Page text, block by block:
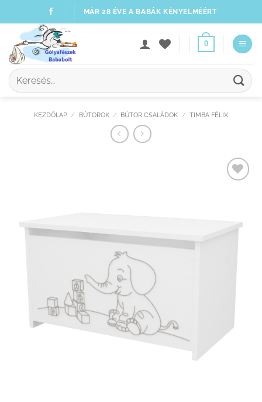
to
content
MÁR 28 ÉVE A BABÁK KÉNYELMÉÉRT
0
Keresés
a
KEZDŐLAP / BÚTOROK / BÚTOR CSALÁDOK / TIMBA FÉLIX